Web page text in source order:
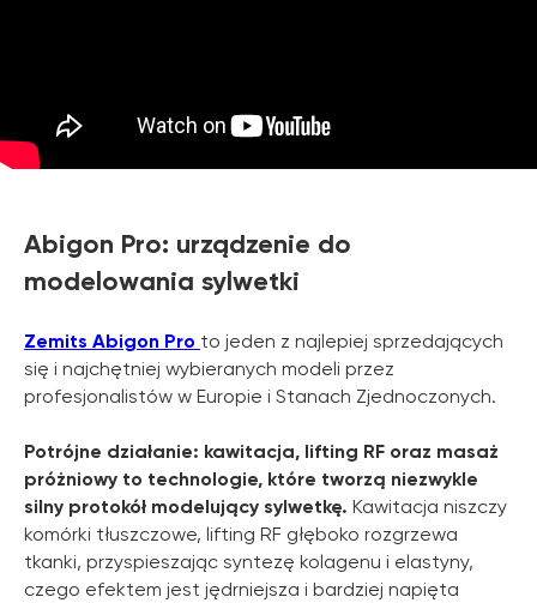
Abigon Pro: urządzenie do
modelowania sylwetki
Zemits Abigon Pro to jeden z najlepiej sprzedających
się i najchętniej wybieranych modeli przez
profesjonalistów w Europie i Stanach Zjednoczonych.
Potrójne działanie: kawitacja, lifting RF oraz masaż
próżniowy to technologie, które tworzą niezwykle
silny protokół modelujący sylwetkę. Kawitacja niszczy
komórki tłuszczowe, lifting RF głęboko rozgrzewa
tkanki, przyspieszając syntezę kolagenu i elastyny,
czego efektem jest jędrniejsza i bardziej napięta